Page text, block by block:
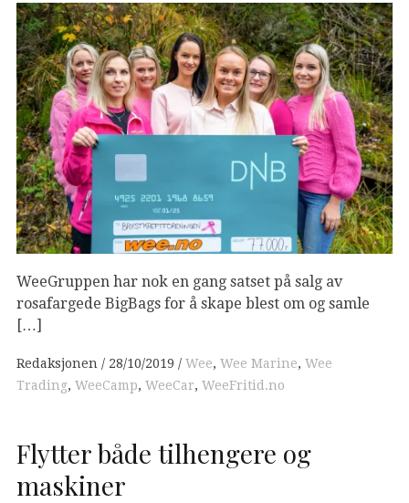
WeeGruppen har nok en gang satset på salg av
rosafargede BigBags for å skape blest om og samle
[…]
Redaksjonen 28/10/2019 Wee, Wee Marine, Wee
Trading, WeeCamp, WeeCar, WeeFritid.no
Flytter både tilhengere og
maskiner